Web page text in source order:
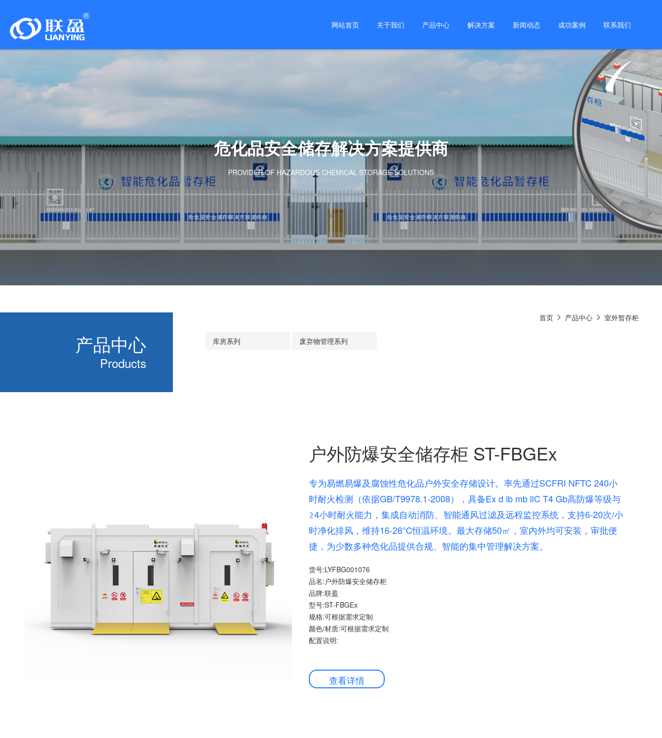
网站首页 关于我们 产品中心 解决方案 新闻动态 成功案例 联系我们
危化品安全储存解决方案提供商
PROVIDER OF HAZARDOUS CHEMICAL STORAGE SOLUTIONS
产品中心
Products
首页  产品中心  室外暂存柜
库房系列 废弃物管理系列
户外防爆安全储存柜 ST-FBGEx
专为易燃易爆及腐蚀性危化品户外安全存储设计。率先通过SCFRI NFTC 240小
时耐火检测（依据GB/T9978.1-2008），具备Ex d ib mb llC T4 Gb高防爆等级与
≥4小时耐火能力，集成自动消防、智能通风过滤及远程监控系统，支持6-20次/小
时净化排风，维持16-28°C恒温环境。最大存储50㎡，室内外均可安装，审批便
捷，为少数多种危化品提供合规、智能的集中管理解决方案。
货号:LYFBG001076
品名:户外防爆安全储存柜
品牌:联盈
型号:ST-FBGEx
规格:可根据需求定制
颜色/材质:可根据需求定制
配置说明:
查看详情